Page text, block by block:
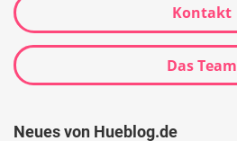
Kontakt
Das Team
Neues von Hueblog.de